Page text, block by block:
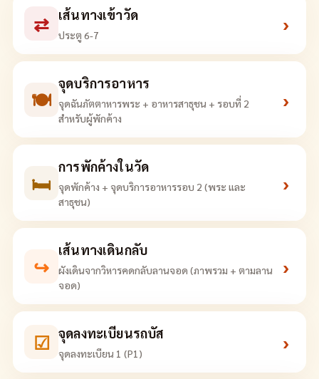
⇄ เส้นทางเข้าวัด
ประตู 6-7 ›
🍽
จุดบริการอาหาร
จุดฉันภัตตาหารพระ + อาหารสาธุชน + รอบที่ 2
สำหรับผู้พักค้าง
›
🛏
การพักค้างในวัด
จุดพักค้าง + จุดบริการอาหารรอบ 2 (พระ และ
สาธุชน)
›
↪
เส้นทางเดินกลับ
ผังเดินจากวิหารคดกลับลานจอด (ภาพรวม + ตามลาน
จอด)
›
☑ จุดลงทะเบียนรถบัส
จุดลงทะเบียน 1 (P1) ›